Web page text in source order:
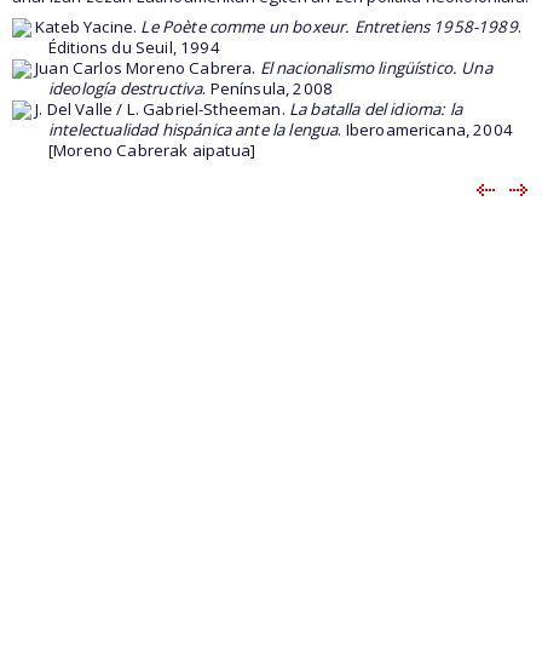
Kateb Yacine. Le Poète comme un boxeur. Entretiens 1958-1989.
Éditions du Seuil, 1994
Juan Carlos Moreno Cabrera. El nacionalismo lingüístico. Una
ideología destructiva. Península, 2008
J. Del Valle / L. Gabriel-Stheeman. La batalla del idioma: la
intelectualidad hispánica ante la lengua. Iberoamericana, 2004
[Moreno Cabrerak aipatua]